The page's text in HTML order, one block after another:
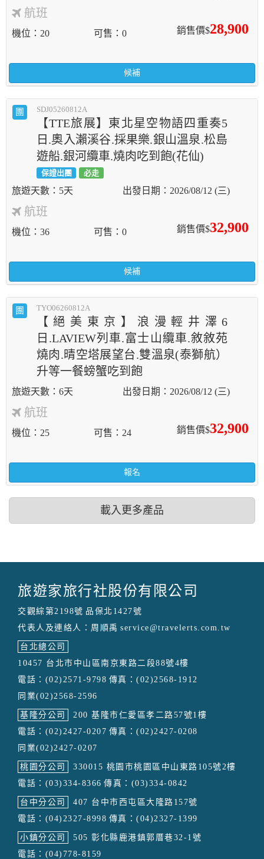
航班
銷售價$28,900
機位 20 可售 0
候補
團 SDJ05260812A
【TTE旅展】東北星空物語四重奏5
日.奧入瀨溪谷.採果樂.銀山溫泉.松島
遊船.銀河纜車.燒肉吃到飽(花仙)
保證出團 必走
5天 2026/08/12 (三)
航班
銷售價$32,900
機位 36 可售 0
候補
團 TYO06260812A
【絕美東京】浪漫輕井澤6
日.LAVIEW列車.富士山纜車.敘敘苑
燒肉.晴空塔展望台.雙溫泉(泰獅航）
升等一餐螃蟹吃到飽
6天 2026/08/12 (三)
航班
銷售價$32,900
機位 25 可售 24
報名
載入更多產品
旅遊家旅行社股份有限公司
交觀綜第2198號 品保北1427號
代表人及連絡人：周順禹 service@travelerts.com.tw
台北總公司
10457 台北市中山區南京東路二段88號4樓
電話：(02)2571-9798 傳真：(02)2568-1912
同業(02)2568-2596
基隆分公司
200 基隆市仁愛區孝二路57號1樓
電話：(02)2427-0207 傳真：(02)2427-0208
同業(02)2427-0207
桃園分公司
330015 桃園市桃園區中山東路105號2樓
電話：(03)334-8366 傳真：(03)334-0842
台中分公司
407 台中市西屯區大隆路157號
電話：(04)2327-8998 傳真：(04)2327-1399
小鎮分公司
505 彰化縣鹿港鎮郭厝巷32-1號
電話：(04)778-8159